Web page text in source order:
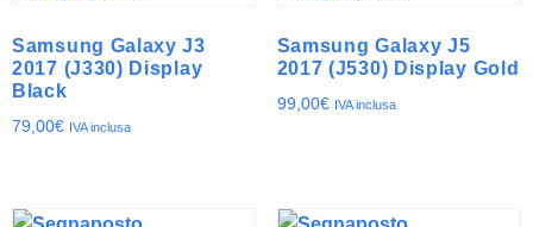
Samsung Galaxy J3
2017 (J330) Display
Black
79,00€ IVA inclusa
Samsung Galaxy J5
2017 (J530) Display Gold
99,00€ IVA inclusa